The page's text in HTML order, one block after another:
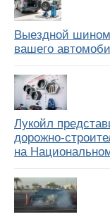
Выездной
вашего
Лукойл
дорожно-
на